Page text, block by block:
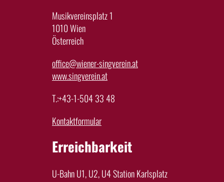
Musikvereinsplatz 1
1010 Wien
Österreich
office@wiener-singverein.at
www.singverein.at
T.:+43-1-504 33 48
Kontaktformular
Erreichbarkeit
U-Bahn U1, U2, U4 Station Karlsplatz